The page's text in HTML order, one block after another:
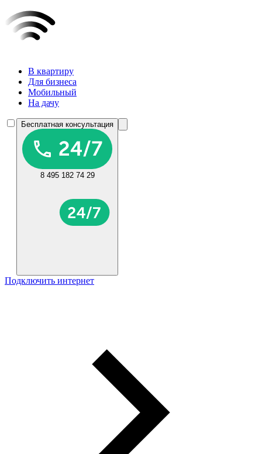
В квартиру
Для бизнеса
Мобильный
На дачу
Бесплатная консультация
8 495 182 74 29
Подключить интернет